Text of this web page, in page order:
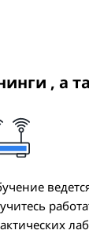
, а